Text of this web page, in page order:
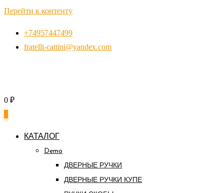
Перейти к контенту
+74957447499
fratelli-cattini@yandex.com
0 ₽
КАТАЛОГ
Demo
ДВЕРНЫЕ РУЧКИ
ДВЕРНЫЕ РУЧКИ КУПЕ